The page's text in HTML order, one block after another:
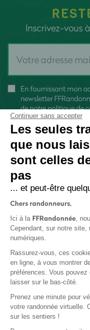
Inscrivez-vous
En fournissant mon
newsletter
denotre politique de
Continuer sans accepter
Les seules
que nous
sont celles
pas
... et peut-être
Chers randonneurs,
Ici à la FFRandonnée,
Cependant, sur notre
numériques.
Rassurez-vous, ces
en ligne, à vous montrer
préférences. Vous
laisser sur le bas-côté.
Prenez une minute pour
votre randonnée virtuelle.
sur les sentiers !